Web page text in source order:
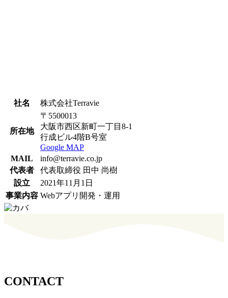
社名 株式会社Terravie
所在地
〒5500013
大阪市西区新町一丁目8-1
行成ビル4階B号室
Google MAP
MAIL
info@terravie.co.jp
代表者
代表取締役 田中 尚樹
設立
2021年11月1日
事業内容 Webアプリ開発・運用
CONTACT